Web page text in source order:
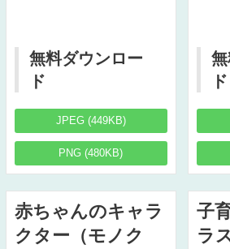
無料ダウンロー
ド
JPEG (449KB)
PNG (480KB)
ド
赤ちゃんのキャラ
クター（モノク
子
ラ